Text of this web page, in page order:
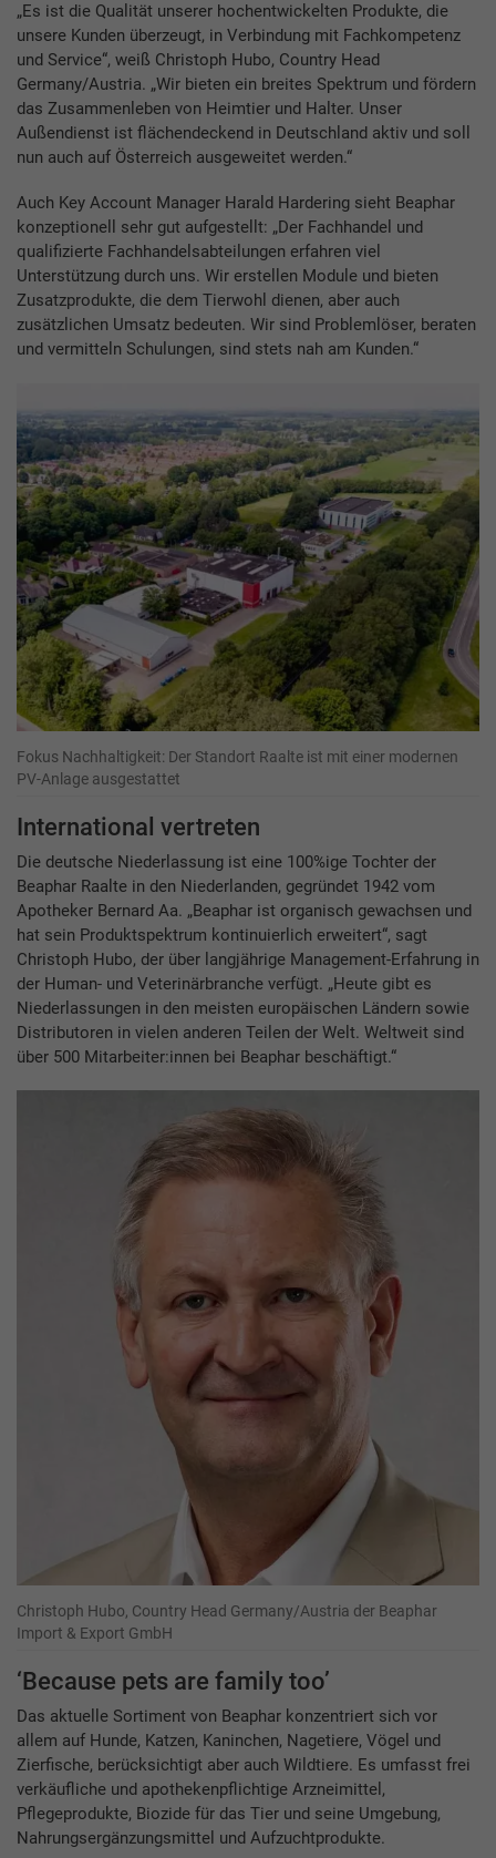
„Es ist die Qualität unserer hochentwickelten Produkte, die
unsere Kunden überzeugt, in Verbindung mit Fachkompetenz
und Service“, weiß Christoph Hubo, Country Head
Germany/Austria. „Wir bieten ein breites Spektrum und fördern
das Zusammenleben von Heimtier und Halter. Unser
Außendienst ist flächendeckend in Deutschland aktiv und soll
nun auch auf Österreich ausgeweitet werden.“
Auch Key Account Manager Harald Hardering sieht Beaphar
konzeptionell sehr gut aufgestellt: „Der Fachhandel und
qualifizierte Fachhandelsabteilungen erfahren viel
Unterstützung durch uns. Wir erstellen Module und bieten
Zusatzprodukte, die dem Tierwohl dienen, aber auch
zusätzlichen Umsatz bedeuten. Wir sind Problemlöser, beraten
und vermitteln Schulungen, sind stets nah am Kunden.“
Fokus Nachhaltigkeit: Der Standort Raalte ist mit einer modernen
PV-Anlage ausgestattet
International vertreten
Die deutsche Niederlassung ist eine 100%ige Tochter der
Beaphar Raalte in den Niederlanden, gegründet 1942 vom
Apotheker Bernard Aa. „Beaphar ist organisch gewachsen und
hat sein Produktspektrum kontinuierlich erweitert“, sagt
Christoph Hubo, der über langjährige Management-Erfahrung in
der Human- und Veterinärbranche verfügt. „Heute gibt es
Niederlassungen in den meisten europäischen Ländern sowie
Distributoren in vielen anderen Teilen der Welt. Weltweit sind
über 500 Mitarbeiter:innen bei Beaphar beschäftigt.“
Christoph Hubo, Country Head Germany/Austria der Beaphar
Import & Export GmbH
‘Because pets are family too’
Das aktuelle Sortiment von Beaphar konzentriert sich vor
allem auf Hunde, Katzen, Kaninchen, Nagetiere, Vögel und
Zierfische, berücksichtigt aber auch Wildtiere. Es umfasst frei
verkäufliche und apothekenpflichtige Arzneimittel,
Pflegeprodukte, Biozide für das Tier und seine Umgebung,
Nahrungsergänzungsmittel und Aufzuchtprodukte.